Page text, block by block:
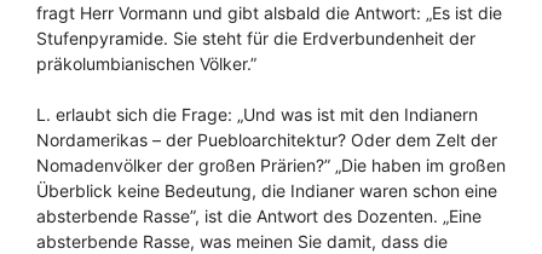
fragt Herr Vormann und gibt alsbald die Antwort: „Es ist die
Stufenpyramide. Sie steht für die Erdverbundenheit der
präkolumbianischen Völker.”
L. erlaubt sich die Frage: „Und was ist mit den Indianern
Nordamerikas – der Puebloarchitektur? Oder dem Zelt der
Nomadenvölker der großen Prärien?” „Die haben im großen
Überblick keine Bedeutung, die Indianer waren schon eine
absterbende Rasse”, ist die Antwort des Dozenten. „Eine
absterbende Rasse, was meinen Sie damit, dass die